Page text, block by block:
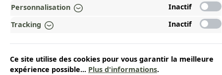
Personnalisation
Inactif
Tracking
Inactif
Ce site utilise des cookies pour vous garantir la meilleure
expérience possible... Plus d'informations.